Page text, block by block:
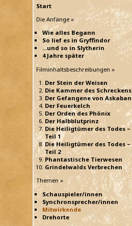
Start
Die Anfänge »
Wie alles Begann
So lief es in Gryffindor
...und so in Slytherin
4 Jahre später
Filminhaltsbeschreibungen »
Der Stein der Weisen
Die Kammer des Schreckens
Der Gefangene von Askaban
Der Feuerkelch
Der Orden des Phönix
Der Halbblutprinz
Die Heiligtümer des Todes –
Teil 1
Die Heiligtümer des Todes –
Teil 2
Phantastische Tierwesen
Grindelwalds Verbrechen
Themen »
Schauspieler/innen
Synchronsprecher/innen
Mitwirkende
Drehorte